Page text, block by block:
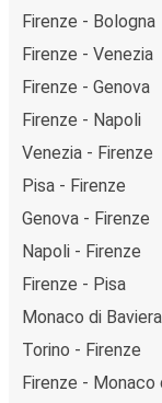
Firenze - Bologna
Firenze - Venezia
Firenze - Genova
Firenze - Napoli
Venezia - Firenze
Pisa - Firenze
Genova - Firenze
Napoli - Firenze
Firenze - Pisa
Monaco di
Torino - Firenze
Firenze - Monaco